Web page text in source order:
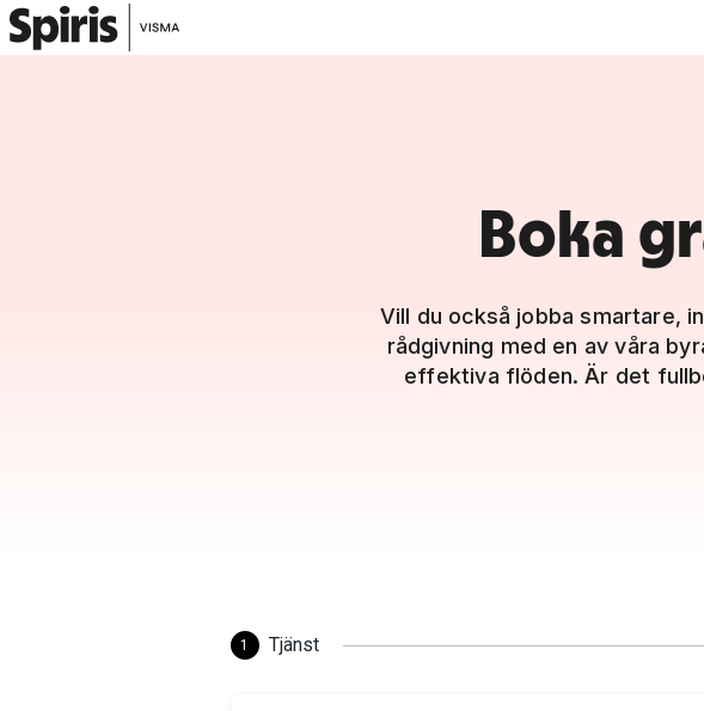
Boka
Vill du också jobba smartare,
rådgivning med en av våra
effektiva flöden. Är det